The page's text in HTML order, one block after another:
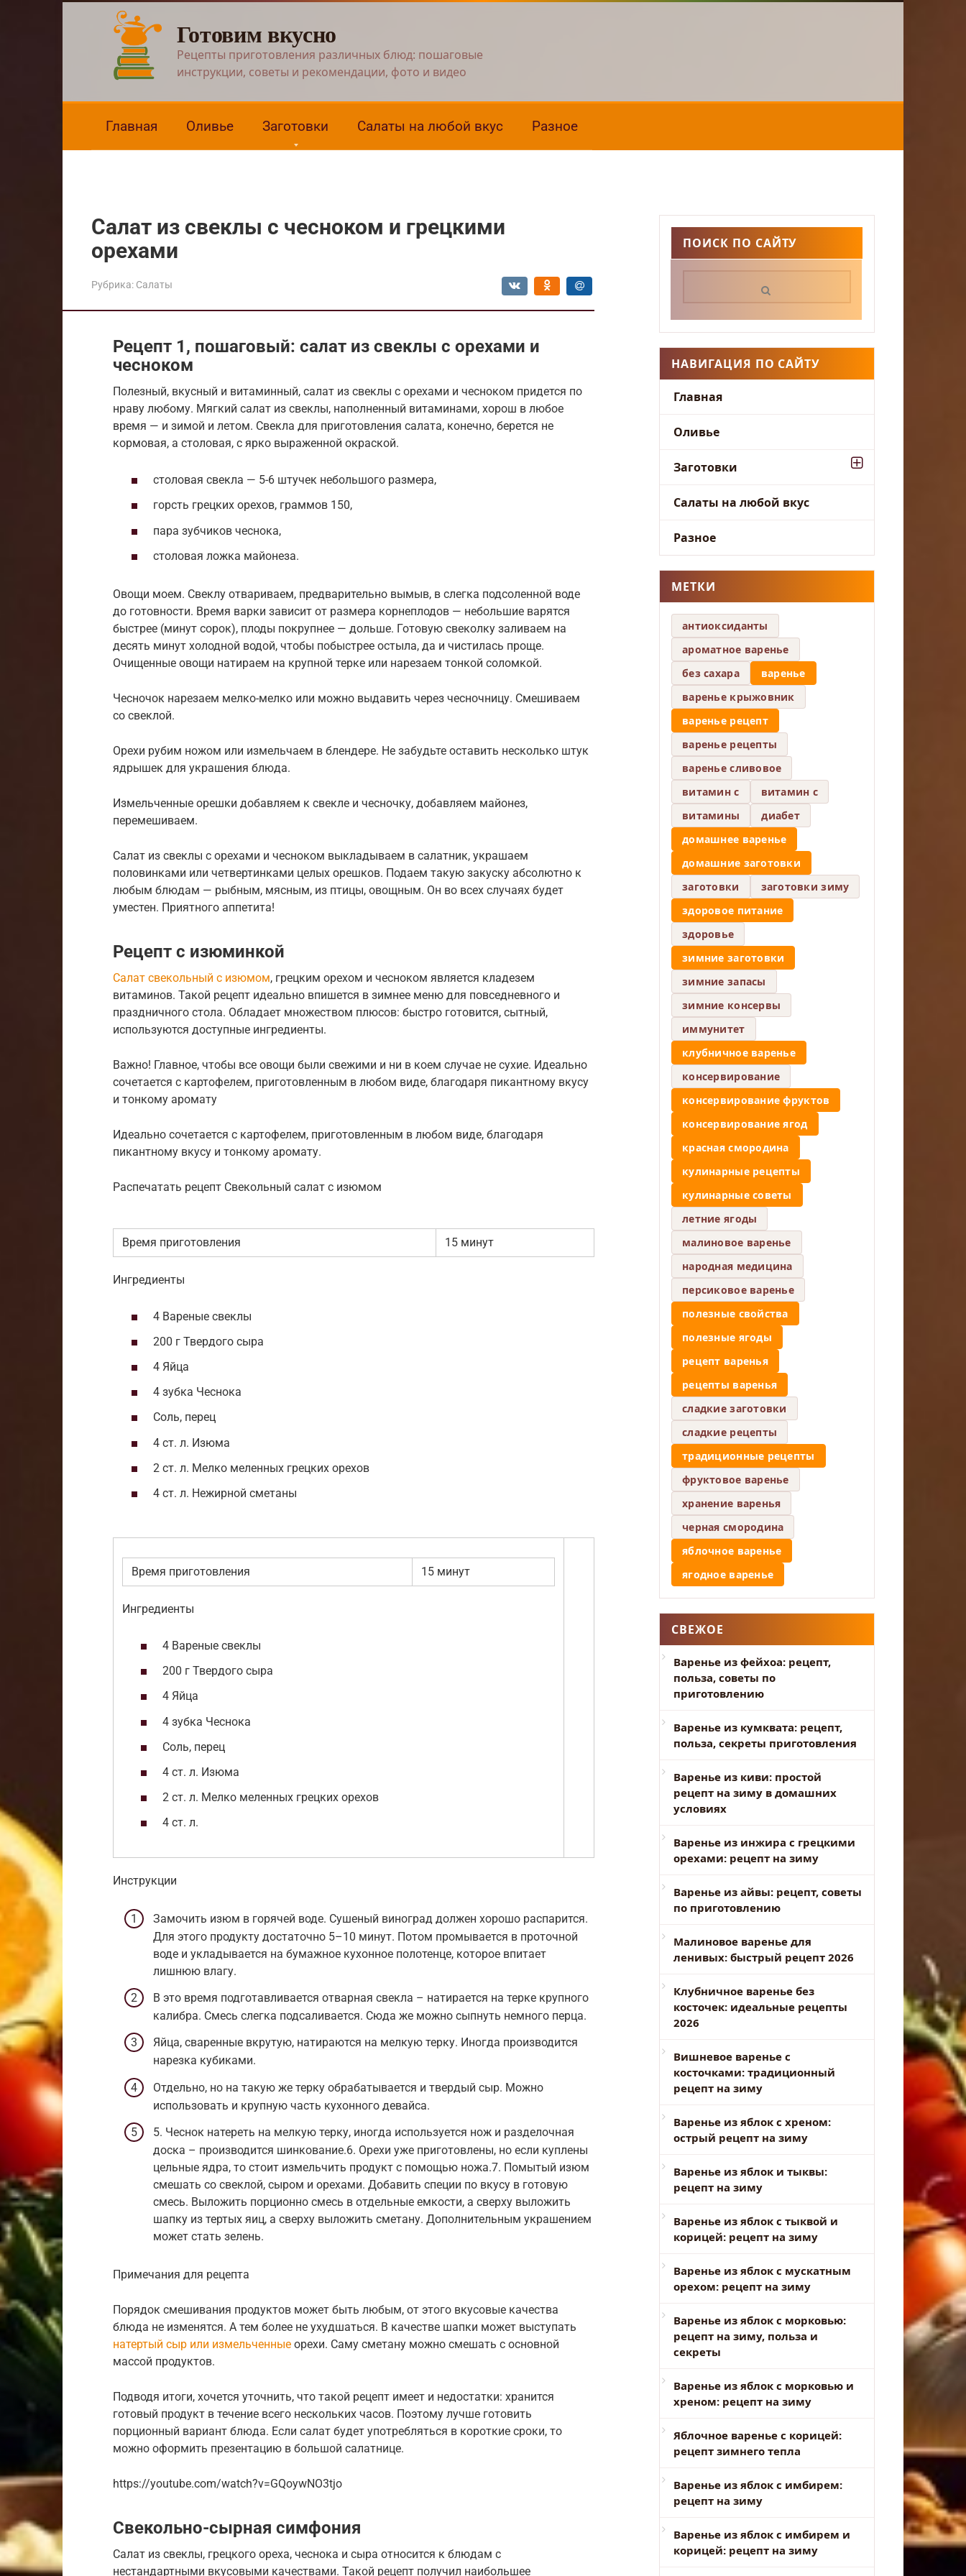
Готовим вкусно
Рецепты приготовления различных блюд: пошаговые
инструкции, советы и рекомендации, фото и видео
Главная Оливье Заготовки Салаты на любой вкус Разное
Салат из свеклы с чесноком и грецкими
орехами
Рубрика: Салаты
Рецепт 1, пошаговый: салат из свеклы с орехами и
чесноком
Полезный, вкусный и витаминный, салат из свеклы с орехами и чесноком придется по
нраву любому. Мягкий салат из свеклы, наполненный витаминами, хорош в любое
время — и зимой и летом. Свекла для приготовления салата, конечно, берется не
кормовая, а столовая, с ярко выраженной окраской.
столовая свекла — 5-6 штучек небольшого размера,
горсть грецких орехов, граммов 150,
пара зубчиков чеснока,
столовая ложка майонеза.
Овощи моем. Свеклу отвариваем, предварительно вымыв, в слегка подсоленной воде
до готовности. Время варки зависит от размера корнеплодов — небольшие варятся
быстрее (минут сорок), плоды покрупнее — дольше. Готовую свеколку заливаем на
десять минут холодной водой, чтобы побыстрее остыла, да и чистилась проще.
Очищенные овощи натираем на крупной терке или нарезаем тонкой соломкой.
Чесночок нарезаем мелко-мелко или можно выдавить через чесночницу. Смешиваем
со свеклой.
Орехи рубим ножом или измельчаем в блендере. Не забудьте оставить несколько штук
ядрышек для украшения блюда.
Измельченные орешки добавляем к свекле и чесночку, добавляем майонез,
перемешиваем.
Салат из свеклы с орехами и чесноком выкладываем в салатник, украшаем
половинками или четвертинками целых орешков. Подаем такую закуску абсолютно к
любым блюдам — рыбным, мясным, из птицы, овощным. Он во всех случаях будет
уместен. Приятного аппетита!
Рецепт с изюминкой
Салат свекольный с изюмом, грецким орехом и чесноком является кладезем
витаминов. Такой рецепт идеально впишется в зимнее меню для повседневного и
праздничного стола. Обладает множеством плюсов: быстро готовится, сытный,
используются доступные ингредиенты.
Важно! Главное, чтобы все овощи были свежими и ни в коем случае не сухие. Идеально
сочетается с картофелем, приготовленным в любом виде, благодаря пикантному вкусу
и тонкому аромату
Идеально сочетается с картофелем, приготовленным в любом виде, благодаря
пикантному вкусу и тонкому аромату.
Распечатать рецепт Свекольный салат с изюмом
Время приготовления 15 минут
Ингредиенты
4 Вареные свеклы
200 г Твердого сыра
4 Яйца
4 зубка Чеснока
Соль, перец
4 ст. л. Изюма
2 ст. л. Мелко меленных грецких орехов
4 ст. л. Нежирной сметаны
Время приготовления 15 минут
Ингредиенты
4 Вареные свеклы
200 г Твердого сыра
4 Яйца
4 зубка Чеснока
Соль, перец
4 ст. л. Изюма
2 ст. л. Мелко меленных грецких орехов
4 ст. л.
Инструкции
Замочить изюм в горячей воде. Сушеный виноград должен хорошо распарится.
Для этого продукту достаточно 5–10 минут. Потом промывается в проточной
воде и укладывается на бумажное кухонное полотенце, которое впитает
лишнюю влагу.
В это время подготавливается отварная свекла – натирается на терке крупного
калибра. Смесь слегка подсаливается. Сюда же можно сыпнуть немного перца.
Яйца, сваренные вкрутую, натираются на мелкую терку. Иногда производится
нарезка кубиками.
Отдельно, но на такую же терку обрабатывается и твердый сыр. Можно
использовать и крупную часть кухонного девайса.
5. Чеснок натереть на мелкую терку, иногда используется нож и разделочная
доска – производится шинкование.6. Орехи уже приготовлены, но если куплены
цельные ядра, то стоит измельчить продукт с помощью ножа.7. Помытый изюм
смешать со свеклой, сыром и орехами. Добавить специи по вкусу в готовую
смесь. Выложить порционно смесь в отдельные емкости, а сверху выложить
шапку из тертых яиц, а сверху выложить сметану. Дополнительным украшением
может стать зелень.
Примечания для рецепта
Порядок смешивания продуктов может быть любым, от этого вкусовые качества
блюда не изменятся. А тем более не ухудшаться. В качестве шапки может выступать
натертый сыр или измельченные орехи. Саму сметану можно смешать с основной
массой продуктов.
Подводя итоги, хочется уточнить, что такой рецепт имеет и недостатки: хранится
готовый продукт в течение всего нескольких часов. Поэтому лучше готовить
порционный вариант блюда. Если салат будет употребляться в короткие сроки, то
можно оформить презентацию в большой салатнице.
https://youtube.com/watch?v=GQoywNO3tjo
Свекольно-сырная симфония
Салат из свеклы, грецкого ореха, чеснока и сыра относится к блюдам с
нестандартными вкусовыми качествами. Такой рецепт получил наибольшее
ПОИСК ПО САЙТУ
НАВИГАЦИЯ ПО САЙТУ
Главная
Оливье
Заготовки
Салаты на любой вкус
Разное
МЕТКИ
антиоксиданты
ароматное варенье
без сахара
варенье
варенье крыжовник
варенье рецепт
варенье рецепты
варенье сливовое
витамин c
витамин с
витамины
диабет
домашнее варенье
домашние заготовки
заготовки
заготовки зиму
здоровое питание
здоровье
зимние заготовки
зимние запасы
зимние консервы
иммунитет
клубничное варенье
консервирование
консервирование фруктов
консервирование ягод
красная смородина
кулинарные рецепты
кулинарные советы
летние ягоды
малиновое варенье
народная медицина
персиковое варенье
полезные свойства
полезные ягоды
рецепт варенья
рецепты варенья
сладкие заготовки
сладкие рецепты
традиционные рецепты
фруктовое варенье
хранение варенья
черная смородина
яблочное варенье
ягодное варенье
СВЕЖОЕ
Варенье из фейхоа: рецепт,
польза, советы по
приготовлению
Варенье из кумквата: рецепт,
польза, секреты приготовления
Варенье из киви: простой
рецепт на зиму в домашних
условиях
Варенье из инжира с грецкими
орехами: рецепт на зиму
Варенье из айвы: рецепт, советы
по приготовлению
Малиновое варенье для
ленивых: быстрый рецепт 2026
Клубничное варенье без
косточек: идеальные рецепты
2026
Вишневое варенье с
косточками: традиционный
рецепт на зиму
Варенье из яблок с хреном:
острый рецепт на зиму
Варенье из яблок и тыквы:
рецепт на зиму
Варенье из яблок с тыквой и
корицей: рецепт на зиму
Варенье из яблок с мускатным
орехом: рецепт на зиму
Варенье из яблок с морковью:
рецепт на зиму, польза и
секреты
Варенье из яблок с морковью и
хреном: рецепт на зиму
Яблочное варенье с корицей:
рецепт зимнего тепла
Варенье из яблок с имбирем:
рецепт на зиму
Варенье из яблок с имбирем и
корицей: рецепт на зиму